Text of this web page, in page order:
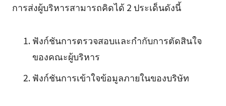
การส่งผู้บริหารสามารถคิดได้ 2 ประเด็นดังนี้
ฟังก์ชันการตรวจสอบและกำกับการตัดสินใจ
ของคณะผู้บริหาร
ฟังก์ชันการเข้าใจข้อมูลภายในของบริษัท